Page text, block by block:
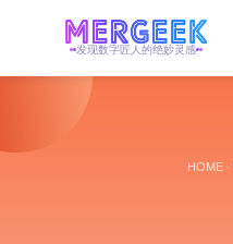
发现数字匠人的绝妙灵感
HOME ·